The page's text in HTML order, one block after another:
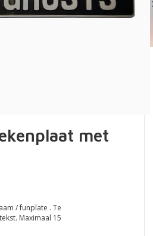
met
/ funplate . Te
Maximaal 15